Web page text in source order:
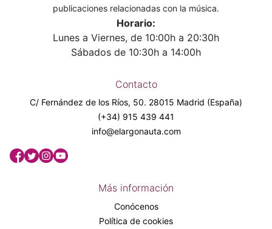
publicaciones relacionadas con la música.
Horario:
Lunes a Viernes, de 10:00h a 20:30h
Sábados de 10:30h a 14:00h
Contacto
C/ Fernández de los Ríos, 50. 28015 Madrid (España)
(+34) 915 439 441
info@elargonauta.com
Más información
Conócenos
Política de cookies